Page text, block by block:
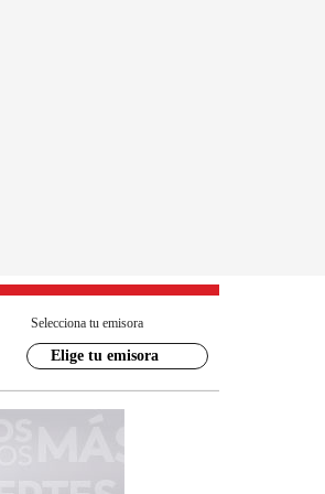
Selecciona tu emisora
Elige tu emisora